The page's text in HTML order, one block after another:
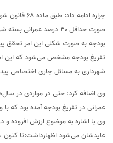
جراره ادامه
صورت حداقل ۴۰ درصد
بودجه به صورت شکلی این امر تحقق
تفریغ بودجه مشخص می‌شود که این
شهرداری به مسائل جاری اختصاص
وی اضافه کرد: حتی در مواردی در
عمرانی در تفریغ بودجه آمده بود که
وی با اشاره به موضوع ارزش افروده و
عایدشان می‌شود اظهارداشت:تا